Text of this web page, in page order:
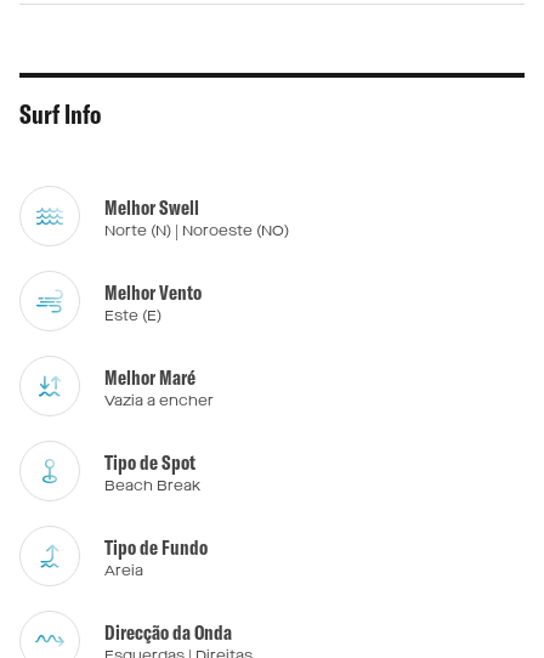
Surf Info
Melhor Swell
Norte (N) | Noroeste (NO)
Melhor Vento
Este (E)
Melhor Maré
Vazia a encher
Tipo de Spot
Beach Break
Tipo de Fundo
Areia
Direcção da Onda